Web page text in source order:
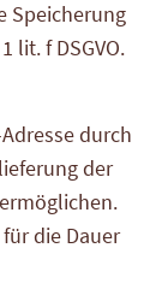
Speicherung
lit. f DSGVO.
durch
der
die Dauer